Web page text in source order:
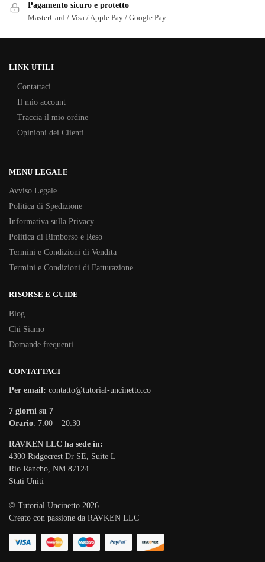
Pagamento sicuro e protetto
MasterCard / Visa / Apple Pay / Google Pay
LINK UTILI
Contattaci
Il mio account
Traccia il mio ordine
Opinioni dei Clienti
MENU LEGALE
Avviso Legale
Politica di Spedizione
Informativa sulla Privacy
Politica di Rimborso e Reso
Termini e Condizioni di Vendita
Termini e Condizioni di Fatturazione
RISORSE E GUIDE
Blog
Chi Siamo
Domande frequenti
CONTATTACI
Per email: contatto@tutorial-uncinetto.co
7 giorni su 7
Orario: 7:00 – 20:30
RAVKEN LLC ha sede in:
4300 Ridgecrest Dr SE, Suite L
Rio Rancho, NM 87124
Stati Uniti
© Tutorial Uncinetto 2026
Creato con passione da RAVKEN LLC